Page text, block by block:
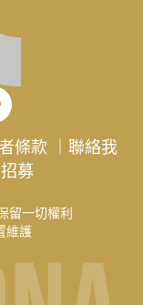
條款 ｜聯絡我
募
留一切權利
維護